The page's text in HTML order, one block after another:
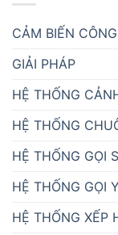
CẢM BIẾN
GIẢI PHÁP
HỆ THỐNG
HỆ THỐNG
HỆ THỐNG GỌI
HỆ THỐNG GỌI
HỆ THỐNG XẾP